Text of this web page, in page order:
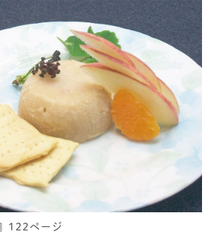
』122ページ